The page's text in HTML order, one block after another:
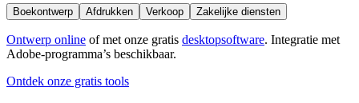
Boekontwerp Afdrukken Verkoop Zakelijke diensten
Ontwerp online of met onze gratis desktopsoftware. Integratie met
Adobe-programma’s beschikbaar.
Ontdek onze gratis tools